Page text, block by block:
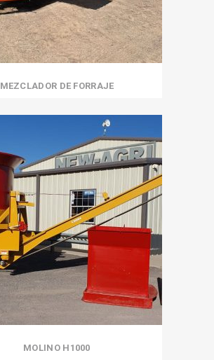
MEZCLADOR DE FORRAJE
MOLINO H1000